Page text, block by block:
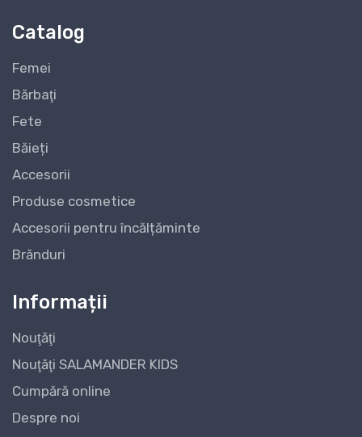
Catalog
Femei
Bărbaţi
Fete
Băieți
Accesorii
Produse cosmetice
Accesorii pentru încălțăminte
Brănduri
Informații
Nouţăţi
Nouţăţi SALAMANDER KIDS
Cumpără online
Despre noi